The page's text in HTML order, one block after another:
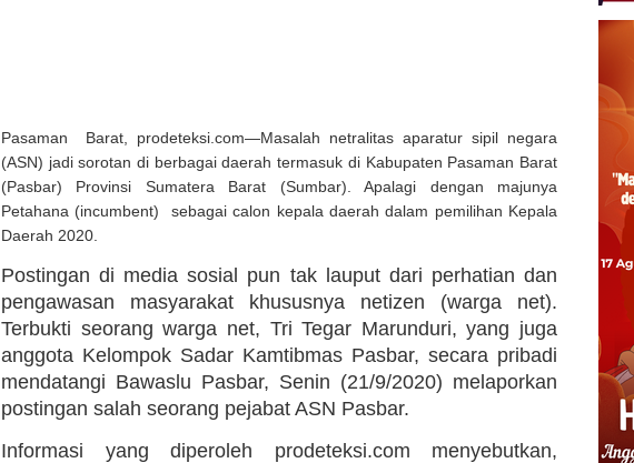
Pasaman Barat, prodeteksi.com—Masalah netralitas aparatur sipil negara
(ASN) jadi sorotan di berbagai daerah termasuk di Kabupaten Pasaman Barat
(Pasbar) Provinsi Sumatera Barat (Sumbar). Apalagi dengan majunya
Petahana (incumbent) sebagai calon kepala daerah dalam pemilihan Kepala
Daerah 2020.
Postingan di media sosial pun tak lauput dari perhatian dan
pengawasan masyarakat khususnya netizen (warga net).
Terbukti seorang warga net, Tri Tegar Marunduri, yang juga
anggota Kelompok Sadar Kamtibmas Pasbar, secara pribadi
mendatangi Bawaslu Pasbar, Senin (21/9/2020) melaporkan
postingan salah seorang pejabat ASN Pasbar.
Informasi yang diperoleh prodeteksi.com menyebutkan,